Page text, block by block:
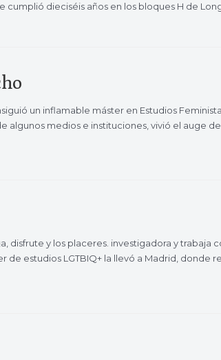
cumplió dieciséis años en los bloques H de
un inflamable máster en Estudios
medios e instituciones, vivió el auge
disfrute y los placeres. investigadora y
de estudios LGTBIQ+ la llevó a Madrid,